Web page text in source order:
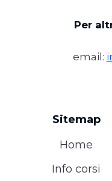
Per
email:
Sitemap
Home
Info corsi